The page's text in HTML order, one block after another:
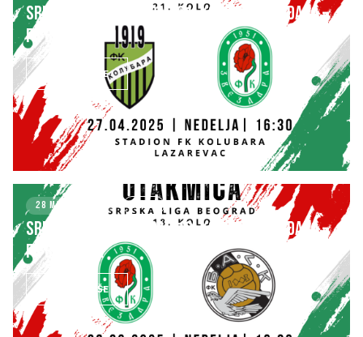
SRPSKA LIGA – BEOGRAD 21. kolo: FK ZVEZDARA –
FK BASK TEK
SAZNAJ VIŠE
28 MARCH 2025 KLUB
SRPSKA LIGA – BEOGRAD 18. kolo: FK ZVEZDARA –
FK BASK TEK
SAZNAJ VIŠE